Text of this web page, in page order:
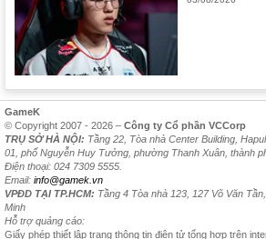
GameK
© Copyright 2007 - 2026 – Công ty Cổ phần VCCorp
TRỤ SỞ HÀ NỘI: Tầng 22, Tòa nhà Center Building,
01, phố Nguyễn Huy Tưởng, phường Thanh Xuân, thành
Điện thoại: 024 7309 5555.
Email: info@gamek.vn
VPĐD TẠI TP.HCM: Tầng 4 Tòa nhà 123, 127 Võ Văn
Minh
Hỗ trợ quảng cáo:
Giấy phép thiết lập trang thông tin điện tử tổng hợp trên